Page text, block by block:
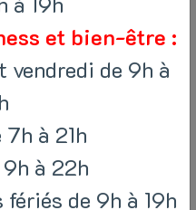
avril 2025
de natation
et bien-être :
vendredi de 9h à
à 21h
à 22h
de 9h à 19h